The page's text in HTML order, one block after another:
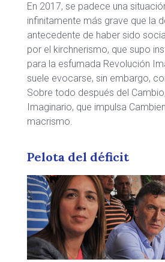
En 2017, se padece una
infinitamente más grave que la
antecedente de haber sido
por el kirchnerismo, que supo
para la esfumada Revolución
suele evocarse, sin embargo,
Sobre todo después del
Imaginario, que impulsa
macrismo.
Pelota del déficit